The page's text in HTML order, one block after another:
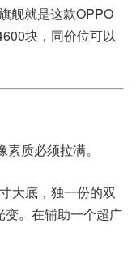
舰就是这款OPPO
块，同价位可以
质必须拉满。
大底，独一份的双
。在辅助一个超广